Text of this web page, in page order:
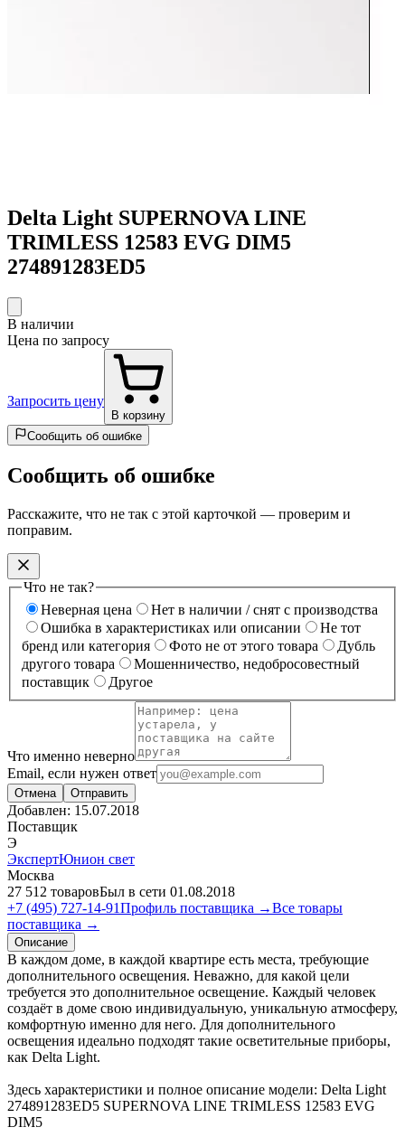
Delta Light SUPERNOVA LINE
TRIMLESS 12583 EVG DIM5
274891283ED5
В наличии
Цена по запросу
Запросить цену
В корзину
Сообщить об ошибке
Сообщить об ошибке
Расскажите, что не так с этой карточкой — проверим и
поправим.
Что не так?
Неверная цена
Нет в наличии / снят с производства
Ошибка в характеристиках или описании
Не тот
бренд или категория
Фото не от этого товара
Дубль
другого товара
Мошенничество, недобросовестный
поставщик
Другое
Что именно неверно
Email, если нужен ответ
Отмена Отправить
Добавлен: 15.07.2018
Поставщик
Э
ЭкспертЮнион свет
Москва
27 512 товаровБыл в сети 01.08.2018
+7 (495) 727-14-91Профиль поставщика →Все товары
поставщика →
Описание
В каждом доме, в каждой квартире есть места, требующие
дополнительного освещения. Неважно, для какой цели
требуется это дополнительное освещение. Каждый человек
создаёт в доме свою индивидуальную, уникальную атмосферу,
комфортную именно для него. Для дополнительного
освещения идеально подходят такие осветительные приборы,
как Delta Light.
Здесь характеристики и полное описание модели: Delta Light
274891283ED5 SUPERNOVA LINE TRIMLESS 12583 EVG
DIM5